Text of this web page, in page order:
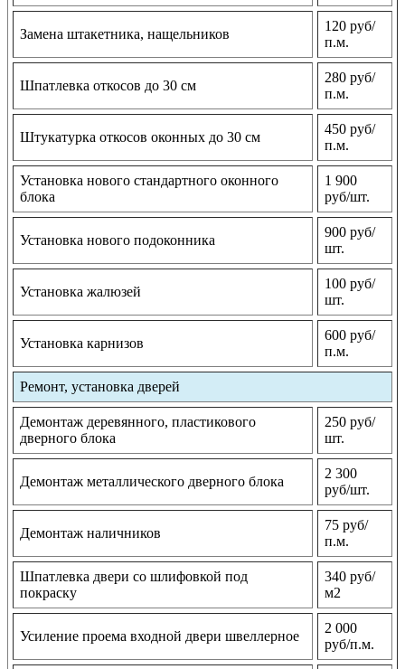
Замена штакетника, нащельников
120 руб/
п.м.
Шпатлевка откосов до 30 см
280 руб/
п.м.
Штукатурка откосов оконных до 30 см
450 руб/
п.м.
Установка нового стандартного оконного
блока
1 900
руб/шт.
Установка нового подоконника
900 руб/
шт.
Установка жалюзей
100 руб/
шт.
Установка карнизов
600 руб/
п.м.
Ремонт, установка дверей
Демонтаж деревянного, пластикового
дверного блока
250 руб/
шт.
Демонтаж металлического дверного блока
2 300
руб/шт.
Демонтаж наличников
75 руб/
п.м.
Шпатлевка двери со шлифовкой под
покраску
340 руб/
м2
Усиление проема входной двери швеллерное
2 000
руб/п.м.